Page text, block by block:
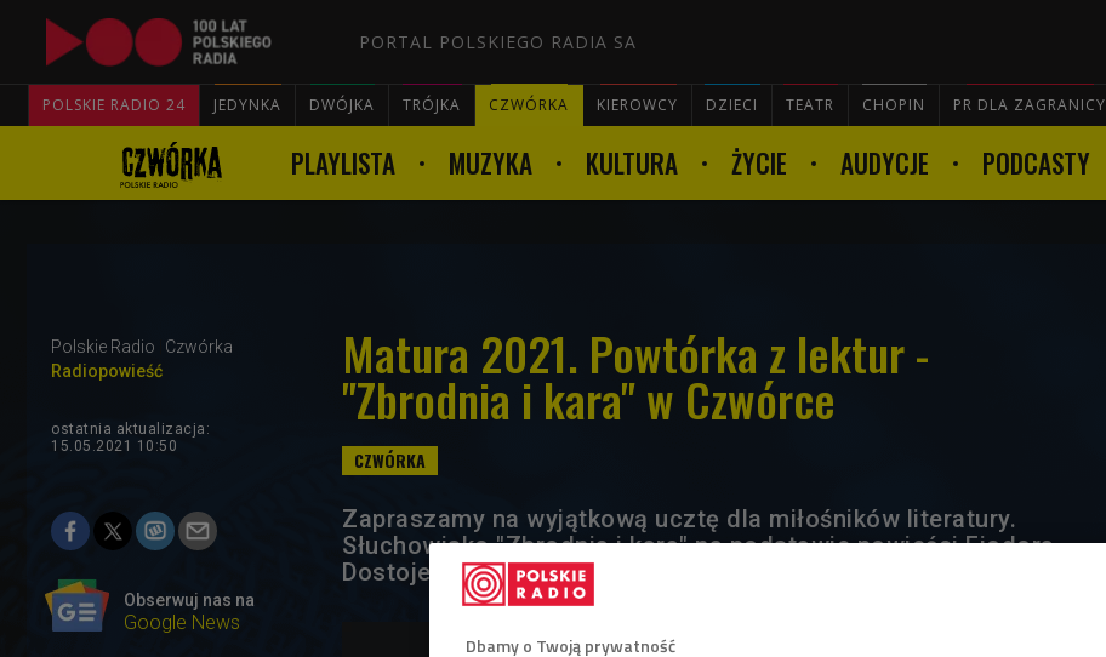
PORTAL POLSKIEGO RADIA SA
POLSKIE RADIO 24 JEDYNKA DWÓJKA TRÓJKA CZWÓRKA KIEROWCY DZIECI TEATR CHOPIN PR DLA ZAGRANICY

PLAYLISTA MUZYKA KULTURA ŻYCIE AUDYCJE PODCASTY
Polskie Radio
Czwórka
Radiopowieść
Matura 2021. Powtórka z lektur -
"Zbrodnia i kara" w Czwórce
ostatnia aktualizacja:
15.05.2021 10:50
Obserwuj nas na
Google News
Zapraszamy na wyjątkową ucztę dla miłośników literatury.
Słuchowisko "Zbrodnia i kara" na podstawie powieści Fiodora
Dostojewskiego.
Dbamy o Twoją prywatność